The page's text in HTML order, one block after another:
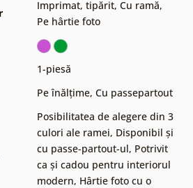
Imprimat, tipărit, Cu ramă,
Pe hârtie foto
1-piesă
Pe înălțime, Cu passepartout
Posibilitatea de alegere din 3
culori ale ramei, Disponibil și
cu passe-partout-ul, Potrivit
ca și cadou pentru interiorul
modern, Hârtie foto cu o